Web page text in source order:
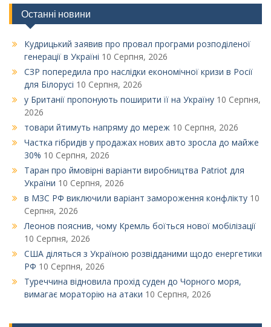
Останні новини
Кудрицький заявив про провал програми розподіленої
генерації в Україні 10 Серпня, 2026
СЗР попередила про наслідки економічної кризи в Росії
для Білорусі 10 Серпня, 2026
у Британії пропонують поширити її на Україну 10 Серпня,
2026
товари йтимуть напряму до мереж 10 Серпня, 2026
Частка гібридів у продажах нових авто зросла до майже
30% 10 Серпня, 2026
Таран про ймовірні варіанти виробництва Patriot для
України 10 Серпня, 2026
в МЗС РФ виключили варіант замороження конфлікту 10
Серпня, 2026
Леонов пояснив, чому Кремль боїться нової мобілізації
10 Серпня, 2026
США діляться з Україною розвідданими щодо енергетики
РФ 10 Серпня, 2026
Туреччина відновила прохід суден до Чорного моря,
вимагає мораторію на атаки 10 Серпня, 2026